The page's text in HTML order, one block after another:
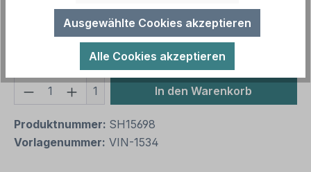
Preise inkl. MwSt. zzgl. Versandkosten
Aufgrund von Neuberechnungen im Warenkorb sind
abweichende Endpreise möglich.
Produkt Anzahl: Gib den gewünschten
1 In den Warenkorb
Produktnummer: SH15698
Vorlagenummer: VIN-1534
Ausgewählte Cookies akzeptieren
Alle Cookies akzeptieren